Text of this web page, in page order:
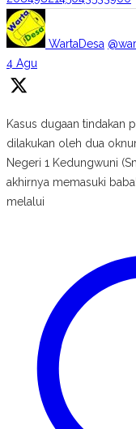
WartaDesa
4 Agu
Kasus dugaan tindakan
dilakukan oleh dua
Negeri 1 Kedungwuni
akhirnya memasuki
melalui